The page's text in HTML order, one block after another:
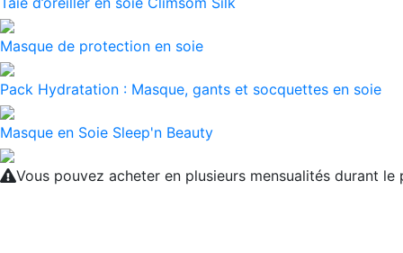
Masque de protection en soie
Pack Hydratation : Masque, gants et socquettes en soie
Masque en Soie Sleep'n Beauty
Vous pouvez acheter en plusieurs mensualités durant le